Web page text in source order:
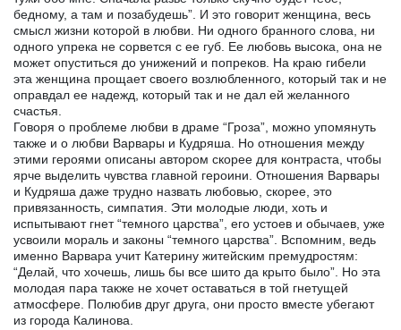
бедному, а там и позабудешь”. И это говорит женщина, весь
смысл жизни которой в любви. Ни одного бранного слова, ни
одного упрека не сорвется с ее губ. Ее любовь высока, она не
может опуститься до унижений и попреков. На краю гибели
эта женщина прощает своего возлюбленного, который так и не
оправдал ее надежд, который так и не дал ей желанного
счастья.
Говоря о проблеме любви в драме “Гроза”, можно упомянуть
также и о любви Варвары и Кудряша. Но отношения между
этими героями описаны автором скорее для контраста, чтобы
ярче выделить чувства главной героини. Отношения Варвары
и Кудряша даже трудно назвать любовью, скорее, это
привязанность, симпатия. Эти молодые люди, хоть и
испытывают гнет “темного царства”, его устоев и обычаев, уже
усвоили мораль и законы “темного царства”. Вспомним, ведь
именно Варвара учит Катерину житейским премудростям:
“Делай, что хочешь, лишь бы все шито да крыто было”. Но эта
молодая пара также не хочет оставаться в той гнетущей
атмосфере. Полюбив друг друга, они просто вместе убегают
из города Калинова.